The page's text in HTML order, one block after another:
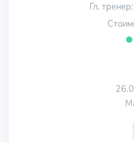
Гл.
⬤